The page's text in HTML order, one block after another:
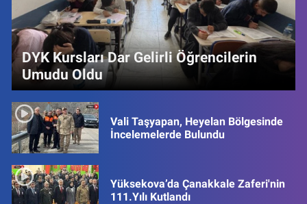
DYK Kursları Dar Gelirli Öğrencilerin
Umudu Oldu
Vali Taşyapan, Heyelan Bölgesinde
İncelemelerde Bulundu
Yüksekova’da Çanakkale Zaferi'nin
111.Yılı Kutlandı